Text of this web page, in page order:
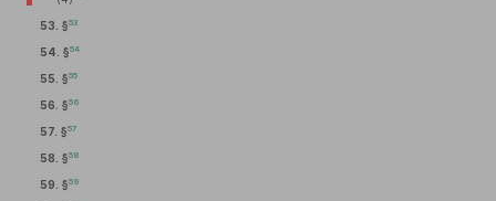
53. §53
54. §54
55. §55
56. §56
57. §57
58. §58
59. §59